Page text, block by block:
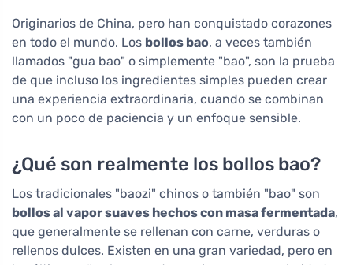
Originarios de China, pero han conquistado corazones
en todo el mundo. Los bollos bao, a veces también
llamados "gua bao" o simplemente "bao", son la prueba
de que incluso los ingredientes simples pueden crear
una experiencia extraordinaria, cuando se combinan
con un poco de paciencia y un enfoque sensible.
¿Qué son realmente los bollos bao?
Los tradicionales "baozi" chinos o también "bao" son
bollos al vapor suaves hechos con masa fermentada,
que generalmente se rellenan con carne, verduras o
rellenos dulces. Existen en una gran variedad, pero en